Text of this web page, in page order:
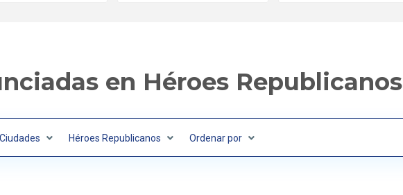
en Héroes Republicanos
Ciudades Héroes Republicanos Ordenar por